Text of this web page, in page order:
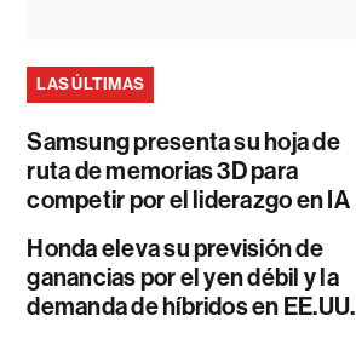
LAS ÚLTIMAS
Samsung presenta su hoja de
ruta de memorias 3D para
competir por el liderazgo en IA
Honda eleva su previsión de
ganancias por el yen débil y la
demanda de híbridos en EE.UU.